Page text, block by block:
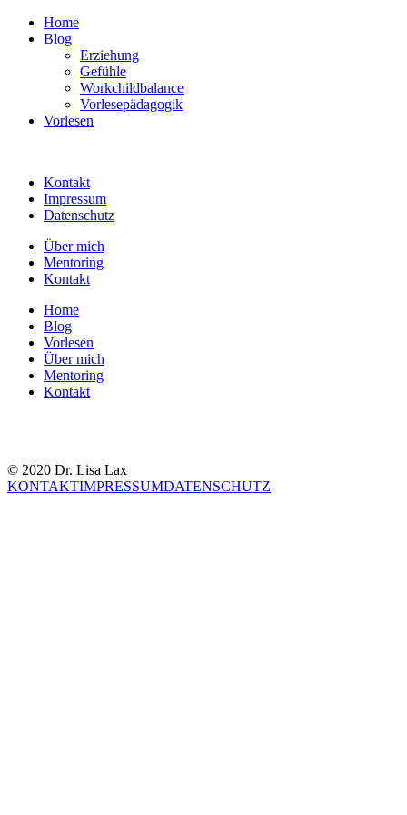
Home
Blog
Erziehung
Gefühle
Workchildbalance
Vorlesepädagogik
Vorlesen
Kontakt
Impressum
Datenschutz
Über mich
Mentoring
Kontakt
Home
Blog
Vorlesen
Über mich
Mentoring
Kontakt
© 2020 Dr. Lisa Lax
KONTAKTIMPRESSUMDATENSCHUTZ